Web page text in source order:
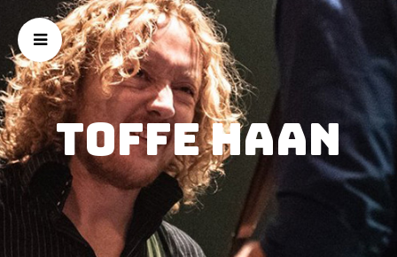
Toffe Haan